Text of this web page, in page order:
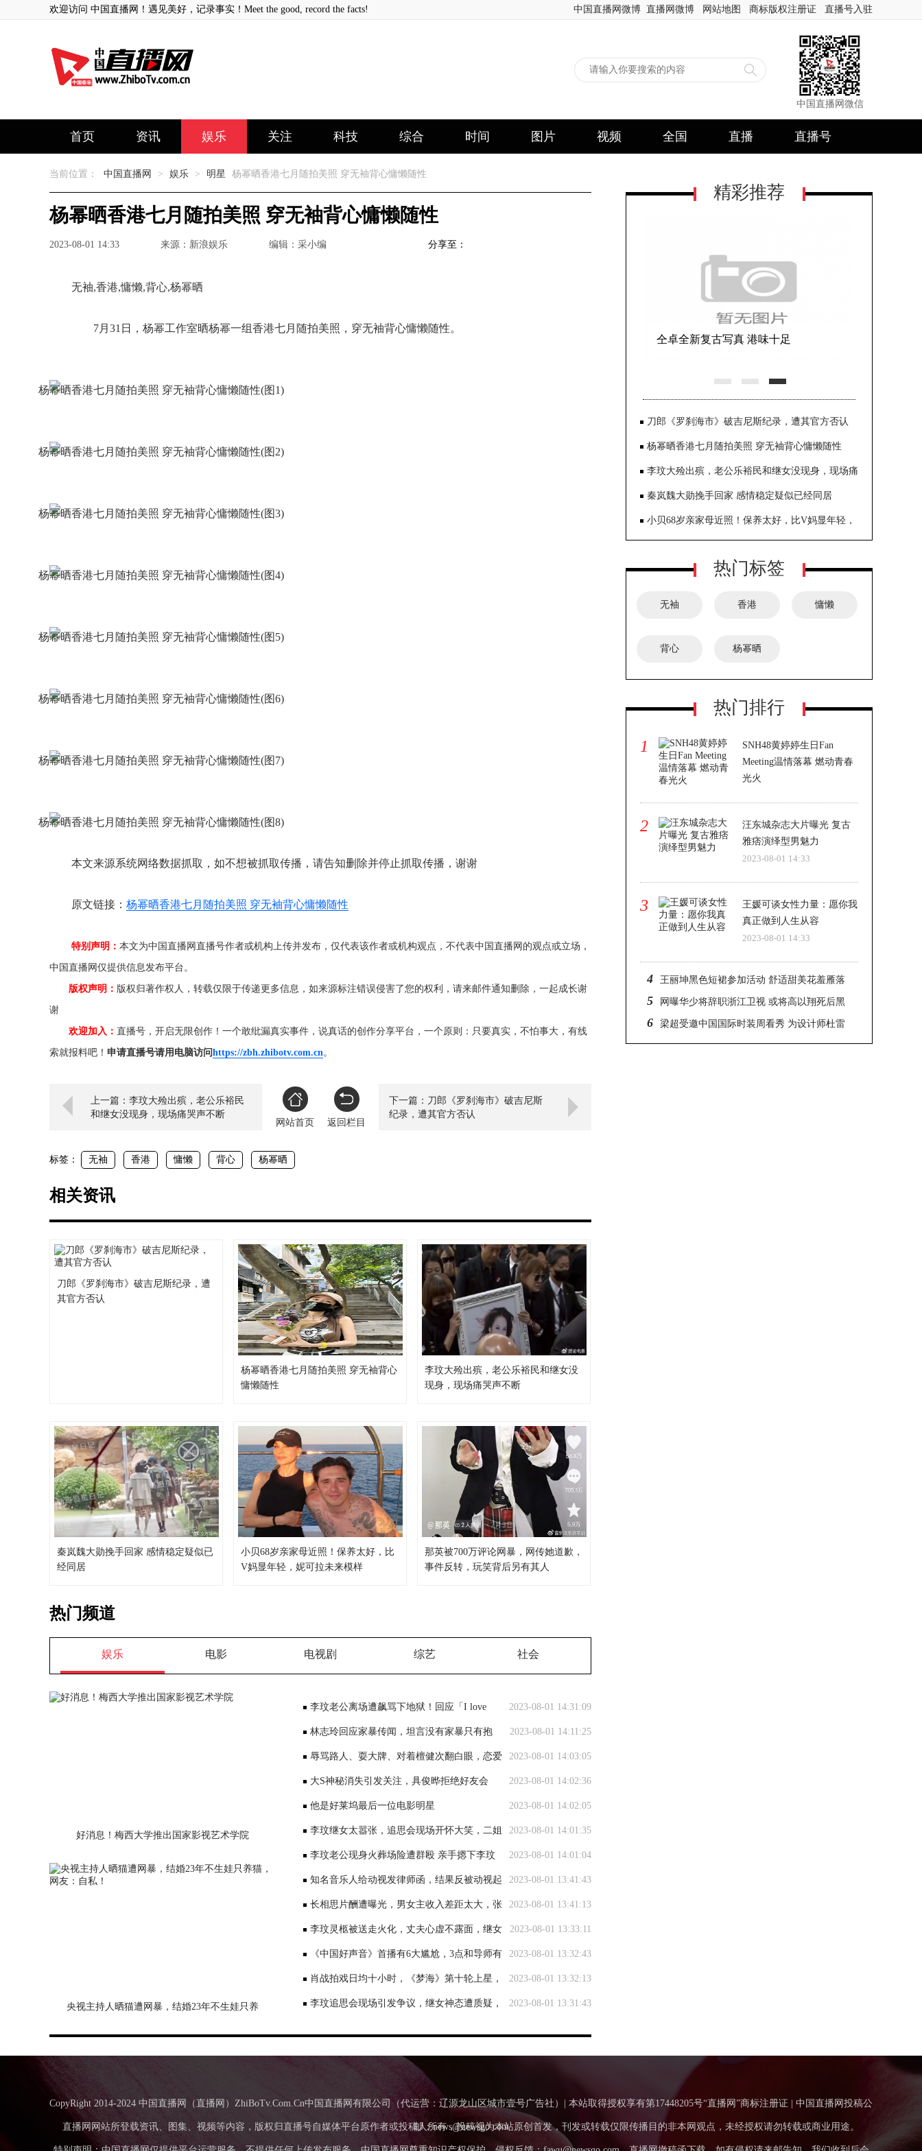
欢迎访问 中国直播网！遇见美好，记录事实！Meet the good, record the facts! 中国直播网微博 直播网微博 网站地图 商标版权注册证 直播号入驻
中国直播网微信
首页 资讯 娱乐 关注 科技 综合 时间 图片 视频 全国 直播 直播号
当前位置： 中国直播网 > 娱乐 > 明星 杨幂晒香港七月随拍美照 穿无袖背心慵懒随性
杨幂晒香港七月随拍美照 穿无袖背心慵懒随性
2023-08-01 14:33 来源：新浪娱乐 编辑：采小编 分享至：
无袖,香港,慵懒,背心,杨幂晒
7月31日，杨幂工作室晒杨幂一组香港七月随拍美照，穿无袖背心慵懒随性。
本文来源系统网络数据抓取，如不想被抓取传播，请告知删除并停止抓取传播，谢谢
原文链接： 杨幂晒香港七月随拍美照 穿无袖背心慵懒随性
特别声明： 本文为中国直播网直播号作者或机构上传并发布，仅代表该作者或机构观点，不代表中国直播网的观点或立场，
中国直播网仅提供信息发布平台。
版权声明： 版权归著作权人，转载仅限于传递更多信息，如来源标注错误侵害了您的权利，请来邮件通知删除，一起成长谢
谢
欢迎加入： 直播号，开启无限创作！一个敢纰漏真实事件，说真话的创作分享平台，一个原则：只要真实，不怕事大，有线
索就报料吧！ 申请直播号请用电脑访问https://zbh.zhibotv.com.cn。
上一篇：李玟大殓出殡，老公乐裕民
和继女没现身，现场痛哭声不断
网站首页
返回栏目
下一篇：刀郎《罗刹海市》破吉尼斯
纪录，遭其官方否认
标签： 无袖 香港 慵懒 背心 杨幂晒
相关资讯
刀郎《罗刹海市》破吉尼斯纪录，遭
其官方否认
杨幂晒香港七月随拍美照 穿无袖背心
慵懒随性
李玟大殓出殡，老公乐裕民和继女没
现身，现场痛哭声不断
秦岚魏大勋挽手回家 感情稳定疑似已
经同居
小贝68岁亲家母近照！保养太好，比
V妈显年轻，妮可拉未来模样
那英被700万评论网暴，网传她道歉，
事件反转，玩笑背后另有其人
热门频道
娱乐 电影 电视剧 综艺 社会
好消息！梅西大学推出国家影视艺术学院
央视主持人晒猫遭网暴，结婚23年不生娃只养
2023-08-01 14:31:09
李玟老公离场遭飙骂下地狱！回应「I love
CoCo」网全炸锅 2023-08-01 14:11:25
林志玲回应家暴传闻，坦言没有家暴只有抱
抱，还会继续传递正能量 2023-08-01 14:03:05
辱骂路人、耍大牌、对着檀健次翻白眼，恋爱
脑的王楚然终于翻车了！ 2023-08-01 14:02:36
大S神秘消失引发关注，具俊晔拒绝好友会
面，网友猜测她的现状 2023-08-01 14:02:05
他是好莱坞最后一位电影明星
2023-08-01 14:01:35
李玟继女太嚣张，追思会现场开怀大笑，二姐
怒骂渣男害死了妹妹 2023-08-01 14:01:04
李玟老公现身火葬场险遭群殴 亲手摁下李玟
遗体火化按钮 2023-08-01 13:41:43
知名音乐人给动视发律师函，结果反被动视起
诉 2023-08-01 13:41:13
长相思片酬遭曝光，男女主收入差距太大，张
晚意180万被嘲欺负人 2023-08-01 13:33:11
李玟灵柩被送走火化，丈夫心虚不露面，继女
喊“母亲”被骂假惺惺 2023-08-01 13:32:43
《中国好声音》首播有6大尴尬，3点和导师有
关，3点和节目组有关 2023-08-01 13:32:13
肖战拍戏日均十小时，《梦海》第十轮上星，
《藏海》广场尽是笑话 2023-08-01 13:31:43
李玟追思会现场引发争议，继女神态遭质疑，
精彩推荐
仝卓全新复古写真 港味十足
刀郎《罗刹海市》破吉尼斯纪录，遭其官方否认
杨幂晒香港七月随拍美照 穿无袖背心慵懒随性
李玟大殓出殡，老公乐裕民和继女没现身，现场痛
哭声不断
秦岚魏大勋挽手回家 感情稳定疑似已经同居
小贝68岁亲家母近照！保养太好，比V妈显年轻，
热门标签
无袖 香港 慵懒
背心 杨幂晒
热门排行
1
SNH48黄婷婷生日Fan
Meeting温情落幕 燃动青春
光火
2
汪东城杂志大片曝光 复古
雅痞演绎型男魅力
2023-08-01 14:33
3
王媛可谈女性力量：愿你我
真正做到人生从容
2023-08-01 14:33
4 王丽坤黑色短裙参加活动 舒适甜美花羞雁落
5 网曝华少将辞职浙江卫视 或将高以翔死后黑
衣悼念有关
6 梁超受邀中国国际时装周看秀 为设计师杜雷
杨站台
CopyRight 2014-2024 中国直播网（直播网）ZhiBoTv.Com.Cn中国直播网有限公司（代运营：辽源龙山区城市壹号广告社）| 本站取得授权享有第17448205号“直播网”商标注册证 | 中国直播网投稿公
邮：news@newsgo.com
直播网网站所登载资讯、图集、视频等内容，版权归直播号自媒体平台原作者或投稿人所有，投稿视为本站原创首发，刊发或转载仅限传播目的非本网观点，未经授权请勿转载或商业用途。